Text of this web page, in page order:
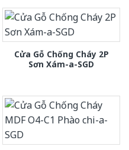
Cửa Gỗ Chống Cháy 2P
Sơn Xám-a-SGD